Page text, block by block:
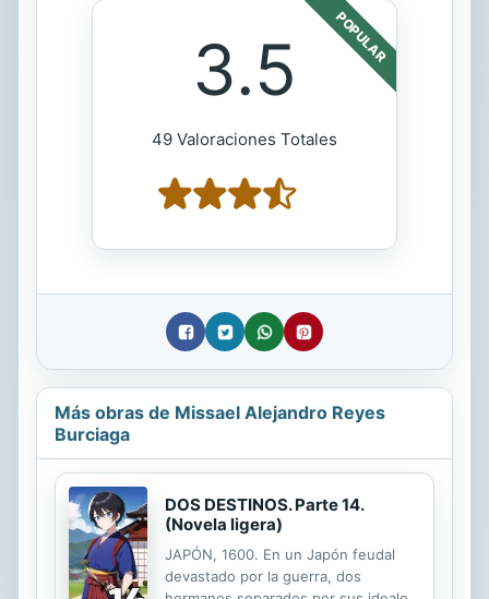
POPULAR
3.5
49 Valoraciones Totales
Más obras de Missael Alejandro Reyes
Burciaga
DOS DESTINOS. Parte 14.
(Novela ligera)
JAPÓN, 1600. En un Japón feudal
devastado por la guerra, dos